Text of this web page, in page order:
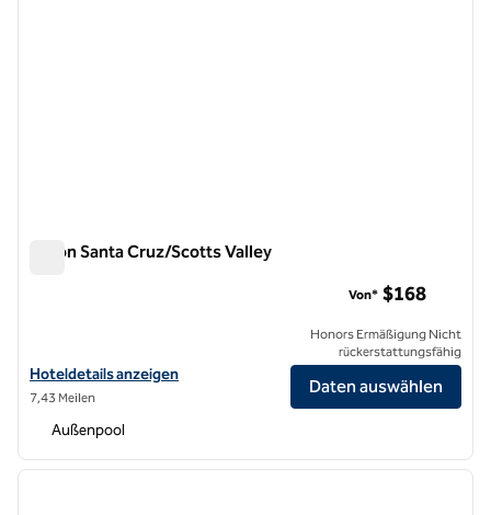
Hilton Santa Cruz/Scotts Valley
Hoteldetails für das Hilton Santa Cruz/Scotts Valley anzeigen
Hoteldetails anzeigen
7,43 Meilen
Von* $168
Honors Ermäßigung Nicht
rückerstattungsfähig
Daten auswählen
Außenpool
1 von 12